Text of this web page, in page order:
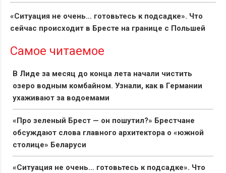
«Ситуация не очень… готовьтесь к подсадке». Что
сейчас происходит в Бресте на границе с Польшей
Самое читаемое
В Лиде за месяц до конца лета начали чистить
озеро водным комбайном. Узнали, как в Германии
ухаживают за водоемами
«Про зеленый Брест — он пошутил?» Брестчане
обсуждают слова главного архитектора о «южной
столице» Беларуси
«Ситуация не очень… готовьтесь к подсадке». Что